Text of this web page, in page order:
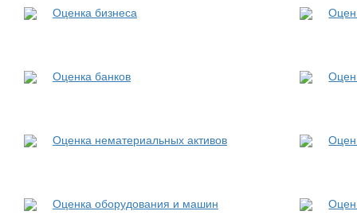
Оценка бизнеса
Оценка банков
Оценка нематериальных активов
Оценка оборудования и машин